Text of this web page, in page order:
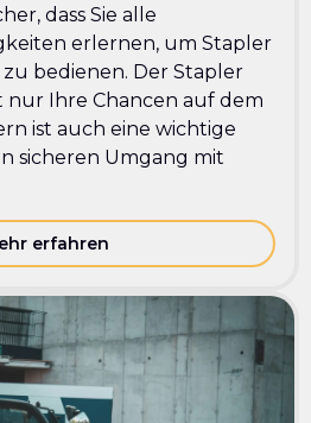
dass Sie alle
erlernen, um Stapler
bedienen. Der Stapler
nur Ihre Chancen auf dem
ist auch eine wichtige
sicheren Umgang mit
erfahren